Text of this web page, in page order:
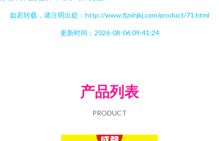
如若转载，请注明出处：http://www.fjzxhjkj.com/product/71.html
更新时间：2026-08-06 09:41:24
产品列表
PRODUCT